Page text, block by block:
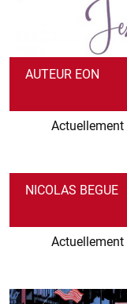
AUTEUR EON
Actuellement
NICOLAS BEGUE
Actuellement